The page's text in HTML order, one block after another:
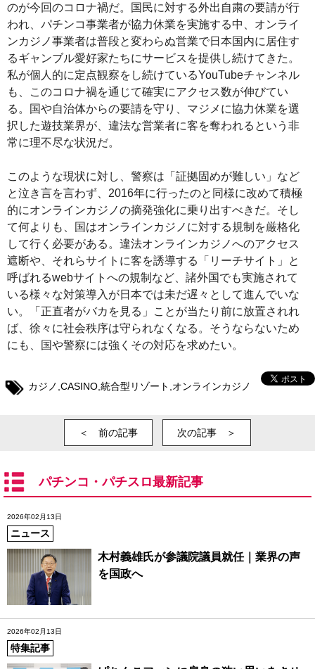
のが今回のコロナ禍だ。国民に対する外出自粛の要請が行
われ、パチンコ事業者が協力休業を実施する中、オンライ
ンカジノ事業者は普段と変わらぬ営業で日本国内に居住す
るギャンブル愛好家たちにサービスを提供し続けてきた。
私が個人的に定点観察をし続けているYouTubeチャンネル
も、このコロナ禍を通じて確実にアクセス数が伸びてい
る。国や自治体からの要請を守り、マジメに協力休業を選
択した遊技業界が、違法な営業者に客を奪われるという非
常に理不尽な状況だ。
このような現状に対し、警察は「証拠固めが難しい」など
と泣き言を言わず、2016年に行ったのと同様に改めて積極
的にオンラインカジノの摘発強化に乗り出すべきだ。そし
て何よりも、国はオンラインカジノに対する規制を厳格化
して行く必要がある。違法オンラインカジノへのアクセス
遮断や、それらサイトに客を誘導する「リーチサイト」と
呼ばれるwebサイトへの規制など、諸外国でも実施されて
いる様々な対策導入が日本では未だ遅々として進んでいな
い。「正直者がバカを見る」ことが当たり前に放置されれ
ば、徐々に社会秩序は守られなくなる。そうならないため
にも、国や警察には強くその対応を求めたい。
カジノ CASINO 統合型リゾート オンラインカジノ
＜ 前の記事 次の記事 ＞
パチンコ・パチスロ最新記事
2026年02月13日
ニュース
木村義雄氏が参議院議員就任｜業界の声
を国政へ
2026年02月13日
特集記事